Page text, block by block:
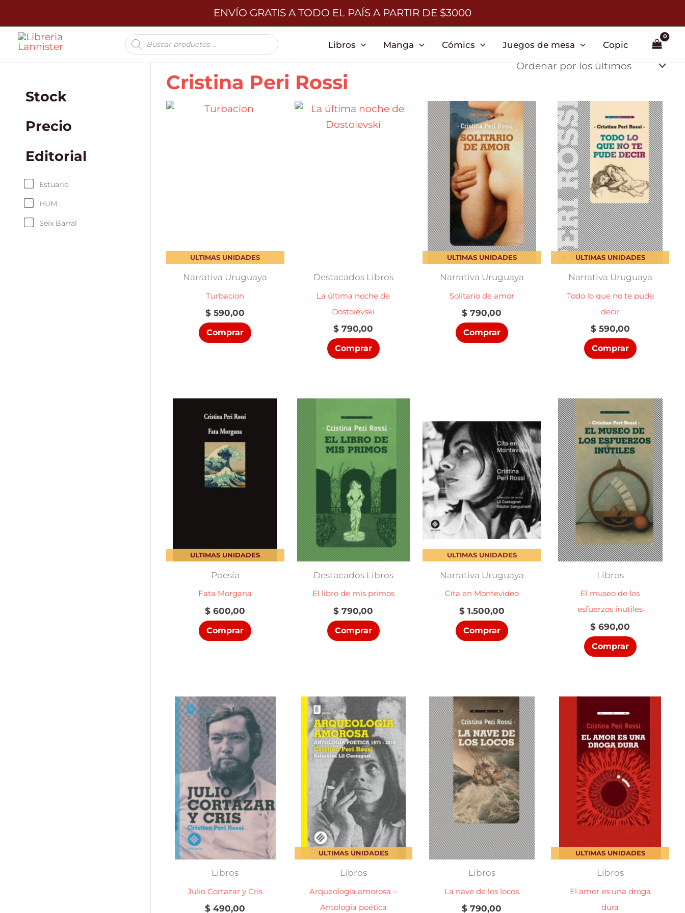
al
contenido
ENVÍO GRATIS A TODO EL PAÍS A PARTIR DE $3000
Búsqueda
de
productos
Libros Manga Cómics Juegos de mesa Copic
Stock
Precio
Editorial
Estuario
HUM
Seix Barral
Cristina Peri Rossi
ULTIMAS UNIDADES
Narrativa Uruguaya
Turbacion
$ 590,00
Comprar
Destacados Libros
La última noche de
Dostoievski
$ 790,00
Comprar
ULTIMAS UNIDADES
Narrativa Uruguaya
Solitario de amor
$ 790,00
Comprar
ULTIMAS UNIDADES
Narrativa Uruguaya
Todo lo que no te pude
decir
$590,00
Comprar
ULTIMAS UNIDADES
Poesía
Fata Morgana
$ 600,00
Comprar
Destacados Libros
El libro de mis primos
$ 790,00
Comprar
ULTIMAS UNIDADES
Narrativa Uruguaya
Cita en Montevideo
$1.500,00
Comprar
Libros
El museo de los
esfuerzos inutiles
$ 690,00
Comprar
Libros
Julio Cortazar y Cris
$ 490,00
ULTIMAS UNIDADES
Libros
Arqueología amorosa –
Antología poética
Libros
La nave de los locos
$ 790,00
ULTIMAS UNIDADES
Libros
El amor es una droga
dura